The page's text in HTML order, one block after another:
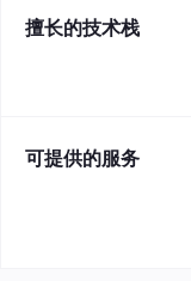
擅长的技术栈
可提供的服务